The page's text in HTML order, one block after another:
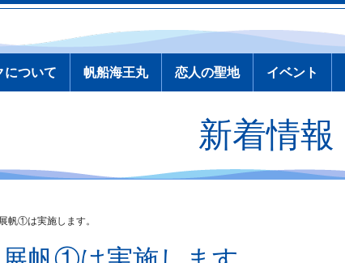
について 帆船海王丸 恋人の聖地 イベント
新着情報
帆①は実施します。